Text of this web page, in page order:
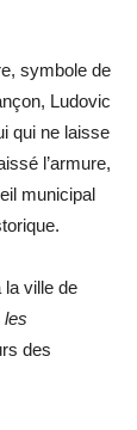
symbole de
Ludovic
qui ne laisse
l’armure,
municipal
la ville de
les
des